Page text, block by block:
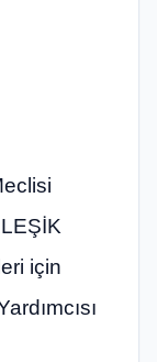
için